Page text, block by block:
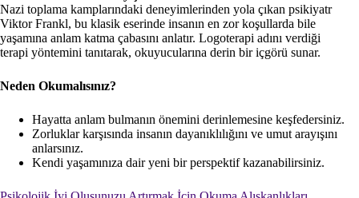
Nazi toplama kamplarındaki deneyimlerinden yola çıkan psikiyatr
Viktor Frankl, bu klasik eserinde insanın en zor koşullarda bile
yaşamına anlam katma çabasını anlatır. Logoterapi adını verdiği
terapi yöntemini tanıtarak, okuyucularına derin bir içgörü sunar.
Neden Okumalısınız?
Hayatta anlam bulmanın önemini derinlemesine keşfedersiniz.
Zorluklar karşısında insanın dayanıklılığını ve umut arayışını
anlarsınız.
Kendi yaşamınıza dair yeni bir perspektif kazanabilirsiniz.